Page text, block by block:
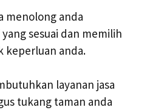
menolong anda
sesuai dan memilih
keperluan anda.
layanan jasa
tukang taman anda